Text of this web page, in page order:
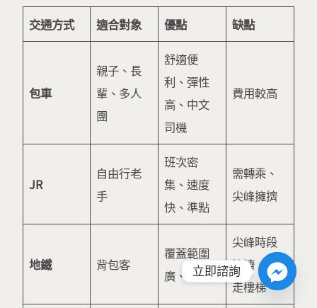
交通方式 適合對象 優點 缺點
包車
親子、長
輩、多人
團
舒適便
利、彈性
高、中文
司機
費用較高
JR
自由行老
手
班次密
集、速度
快、準點
需轉乘、
尖峰擁擠
地鐵 背包客
覆蓋範圍
廣、便宜
尖峰時段
擁擠、需
走樓梯
立即諮詢